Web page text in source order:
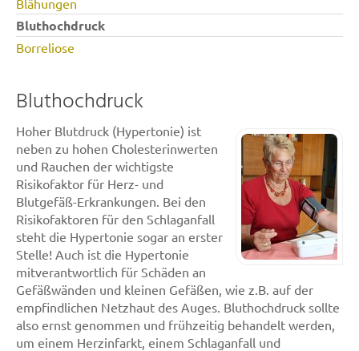
Blähungen
Bluthochdruck
Borreliose
Bluthochdruck
Hoher Blutdruck (Hypertonie) ist
neben zu hohen Cholesterinwerten
und Rauchen der wichtigste
Risikofaktor für Herz- und
Blutgefäß-Erkrankungen. Bei den
Risikofaktoren für den Schlaganfall
steht die Hypertonie sogar an erster
Stelle! Auch ist die Hypertonie
mitverantwortlich für Schäden an
Gefäßwänden und kleinen Gefäßen, wie z.B. auf der
empfindlichen Netzhaut des Auges. Bluthochdruck sollte
also ernst genommen und frühzeitig behandelt werden,
um einem Herzinfarkt, einem Schlaganfall und